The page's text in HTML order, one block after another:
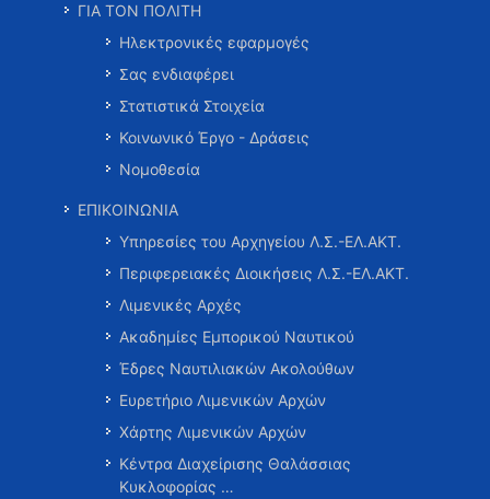
ΓΙΑ ΤΟΝ ΠΟΛΙΤΗ
Ηλεκτρονικές εφαρμογές
Σας ενδιαφέρει
Στατιστικά Στοιχεία
Κοινωνικό Έργο - Δράσεις
Νομοθεσία
ΕΠΙΚΟΙΝΩΝΙΑ
Υπηρεσίες του Αρχηγείου Λ.Σ.-ΕΛ.ΑΚΤ.
Περιφερειακές Διοικήσεις Λ.Σ.-ΕΛ.ΑΚΤ.
Λιμενικές Αρχές
Ακαδημίες Εμπορικού Ναυτικού
Έδρες Ναυτιλιακών Ακολούθων
Ευρετήριο Λιμενικών Αρχών
Χάρτης Λιμενικών Αρχών
Κέντρα Διαχείρισης Θαλάσσιας
Κυκλοφορίας …